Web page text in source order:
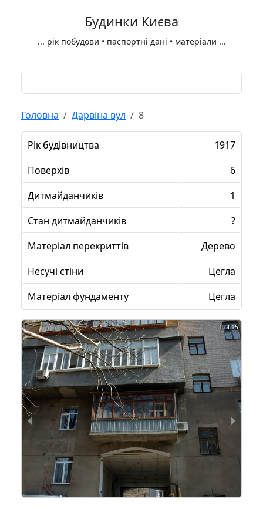
Будинки Києва
... рік побудови • паспортні дані • матеріали ...
Головна Дарвіна вул 8
Рік будівництва
1917
Поверхів
6
Дитмайданчиків
1
Стан дитмайданчиків
?
Матеріал перекриттів
Дерево
Несучі стіни
Цегла
Матеріал фундаменту
Цегла
1 of 15